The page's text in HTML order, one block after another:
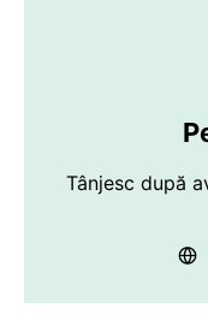
Tânjesc după